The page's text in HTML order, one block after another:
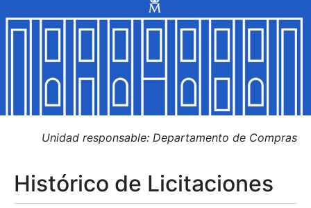
Mostrar/Ocultar
Mostrar/Ocultar
Mostrar/Ocultar
Mostrar/Ocultar
Unidad responsable: Departamento de Compras
Histórico de Licitaciones